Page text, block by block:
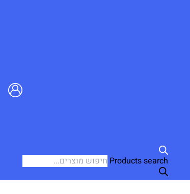
Products search